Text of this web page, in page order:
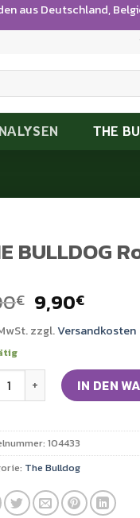
aus Deutschland,
THE
BULLDOG
€
Preis
war:
9,90€
Preis
ist:
zzgl.Versandkosten
BULLDOG Rolling Tray -
IN DEN
104433
The Bulldog